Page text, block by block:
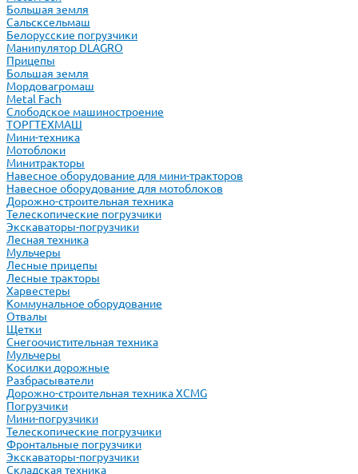
Большая земля
Сальсксельмаш
Белорусские погрузчики
Манипулятор DLAGRO
Прицепы
Большая земля
Мордовагромаш
Metal Fach
Слободское машиностроение
ТОРГТЕХМАШ
Мини-техника
Мотоблоки
Минитракторы
Навесное оборудование для мини-тракторов
Навесное оборудование для мотоблоков
Дорожно-строительная техника
Телескопические погрузчики
Экскаваторы-погрузчики
Лесная техника
Мульчеры
Лесные прицепы
Лесные тракторы
Харвестеры
Коммунальное оборудование
Отвалы
Щетки
Снегоочистительная техника
Мульчеры
Косилки дорожные
Разбрасыватели
Дорожно-строительная техника XCMG
Погрузчики
Мини-погрузчики
Телескопические погрузчики
Фронтальные погрузчики
Экскаваторы-погрузчики
Складская техника